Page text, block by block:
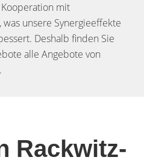
mit
, was unsere Synergieeffekte
Deshalb finden Sie
alle Angebote von
Rackwitz-